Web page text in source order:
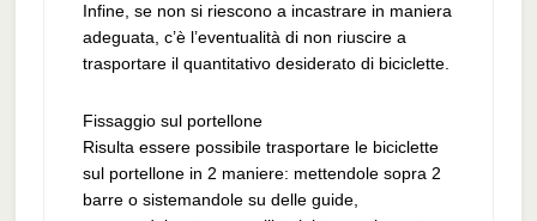
Infine, se non si riescono a incastrare in maniera
adeguata, c’è l’eventualità di non riuscire a
trasportare il quantitativo desiderato di biciclette.
Fissaggio sul portellone
Risulta essere possibile trasportare le biciclette
sul portellone in 2 maniere: mettendole sopra 2
barre o sistemandole su delle guide,